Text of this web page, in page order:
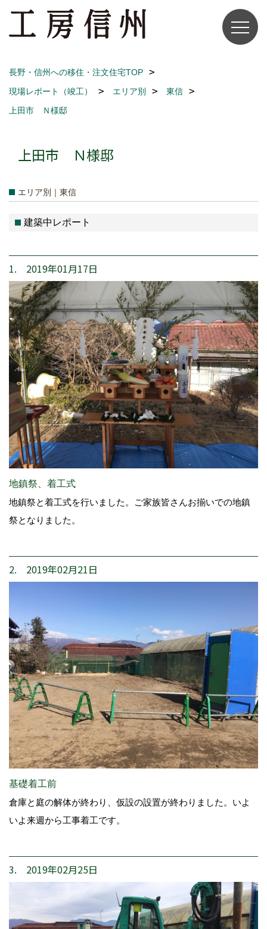
長野・信州への移住・注文住宅TOP
現場レポート（竣工）
エリア別
東信
上田市 Ｎ様邸
上田市 Ｎ様邸
エリア別｜東信
建築中レポート
1. 2019年01月17日
地鎮祭、着工式
地鎮祭と着工式を行いました。ご家族皆さんお揃いでの地鎮
祭となりました。
2. 2019年02月21日
基礎着工前
倉庫と庭の解体が終わり、仮設の設置が終わりました。いよ
いよ来週から工事着工です。
3. 2019年02月25日